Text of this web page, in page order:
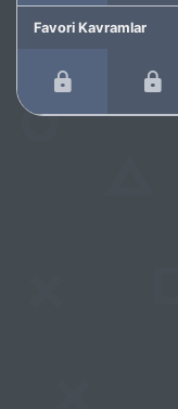
Favori Kavramlar